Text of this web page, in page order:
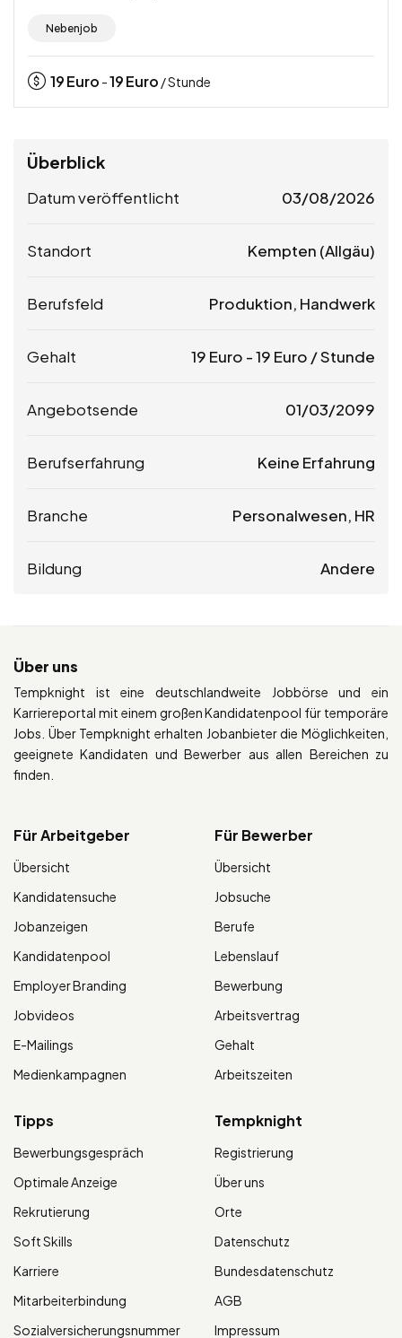
Nebenjob
19Euro -19Euro / Stunde
Überblick
Datum veröffentlicht 03/08/2026
Standort Kempten (Allgäu)
Berufsfeld Produktion, Handwerk
Gehalt 19 Euro -19 Euro / Stunde
Angebotsende 01/03/2099
Berufserfahrung Keine Erfahrung
Branche Personalwesen, HR
Bildung Andere
Über uns
Tempknight ist eine deutschlandweite Jobbörse und ein
Karriereportal mit einem großen Kandidatenpool für temporäre
Jobs. Über Tempknight erhalten Jobanbieter die Möglichkeiten,
geeignete Kandidaten und Bewerber aus allen Bereichen zu
finden.
Für Arbeitgeber
Übersicht
Kandidatensuche
Jobanzeigen
Kandidatenpool
Employer Branding
Jobvideos
E-Mailings
Medienkampagnen
Für Bewerber
Übersicht
Jobsuche
Berufe
Lebenslauf
Bewerbung
Arbeitsvertrag
Gehalt
Arbeitszeiten
Tipps
Bewerbungsgespräch
Optimale Anzeige
Rekrutierung
Soft Skills
Karriere
Mitarbeiterbindung
Sozialversicherungsnummer
Tempknight
Registrierung
Über uns
Orte
Datenschutz
Bundesdatenschutz
AGB
Impressum